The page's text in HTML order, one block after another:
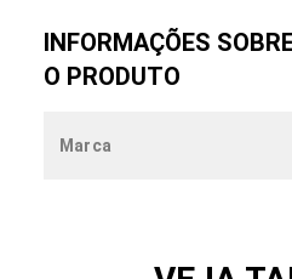
INFORMAÇÕES
O PRODUTO
Marca